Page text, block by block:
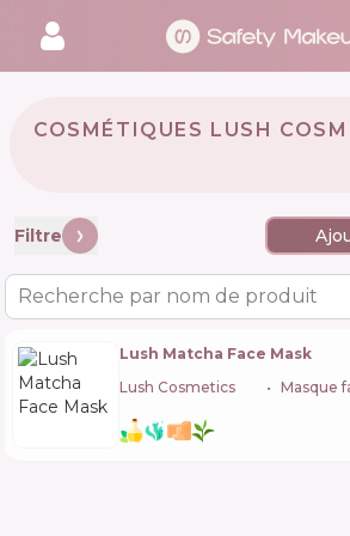
COSMÉTIQUES LUSH
Filtre
Recherche par nom de produit
Lush Matcha Face Mask
Lush Cosmetics
Masque